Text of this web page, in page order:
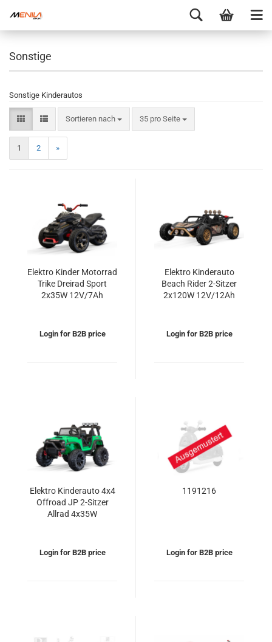
Sonstige
Sonstige Kinderautos
Sortieren nach 35 pro Seite
1 2 »
Elektro Kinder Motorrad
Trike Dreirad Sport
2x35W 12V/7Ah
Login for B2B price
Elektro Kinderauto
Beach Rider 2-Sitzer
2x120W 12V/12Ah
Login for B2B price
Elektro Kinderauto 4x4
Offroad JP 2-Sitzer
Allrad 4x35W
Login for B2B price
1191216
Login for B2B price